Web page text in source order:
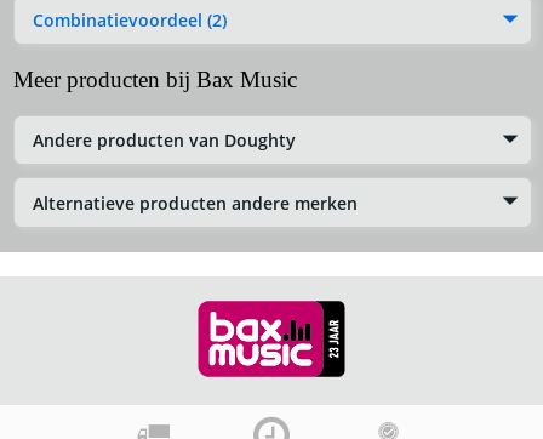
Combinatievoordeel (2)
Meer producten bij Bax Music
Andere producten van Doughty
Alternatieve producten andere merken